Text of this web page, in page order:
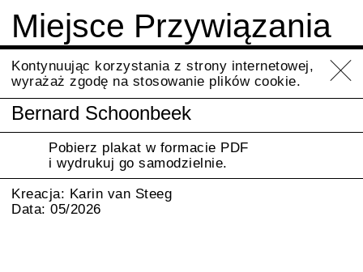
Miejsce Przywiązania
Info
Bernard Schoonbeek
Pobierz plakat w formacie PDF
i wydrukuj go samodzielnie.
Kreacja: Karin van Steeg
Data: 05/2026
Kontynuując korzystania z strony internetowej,
wyrażaż zgodę na stosowanie plików cookie.